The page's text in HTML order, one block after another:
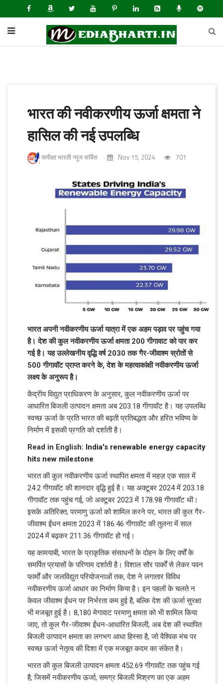
भारत की नवीकरणीय ऊर्जा क्षमता ने
हासिल की नई उपलब्धि
समीक्षा भारती न्यूज सर्विस Nov 15, 2024 701
भारत अपनी नवीकरणीय ऊर्जा यात्रा में एक अहम पड़ाव पर पहुंच गया
है। देश की कुल नवीकरणीय ऊर्जा क्षमता 200 गीगावाट को पार कर
गई है। यह उल्लेखनीय वृद्धि वर्ष 2030 तक गैर-जीवाश्म स्रोतों से
500 गीगावॉट प्राप्त करने के, देश के महत्वाकांक्षी नवीकरणीय ऊर्जा
लक्ष्य के अनुरूप है।
केंद्रीय विद्युत प्राधिकरण के अनुसार, कुल नवीकरणीय ऊर्जा पर
आधारित बिजली उत्पादन क्षमता अब 203.18 गीगावॉट है। यह उपलब्धि
स्वच्छ ऊर्जा के प्रति भारत की बढ़ती प्रतिबद्धता और हरित भविष्य के
निर्माण में इसकी प्रगति को दर्शाती है।
Read in English: India's renewable energy capacity
hits new milestone
भारत की कुल नवीकरणीय ऊर्जा स्थापित क्षमता में महज़ एक साल में
24.2 गीगावॉट की शानदार वृद्धि हुई है। यह अक्टूबर 2024 में 203.18
गीगावॉट तक पहुंच गई, जो अक्टूबर 2023 में 178.98 गीगावॉट थी।
इसके अतिरिक्त, परमाणु ऊर्जा को शामिल करने पर, भारत की कुल गैर-
जीवाश्म ईंधन क्षमता 2023 में 186.46 गीगावॉट की तुलना में साल
2024 में बढ़कर 211.36 गीगावॉट हो गई।
यह कामयाबी, भारत के प्राकृतिक संसाधनों के दोहन के लिए वर्षों के
समर्पित प्रयासों के परिणाम दर्शाती है। विशाल सौर पार्कों से लेकर पवन
फार्मों और जलविद्युत परियोजनाओं तक, देश ने लगातार विविध
नवीकरणीय ऊर्जा आधार का निर्माण किया है। इन पहलों के चलते न
केवल जीवाश्म ईंधन पर निर्भरता कम हुई है, बल्कि देश की ऊर्जा सुरक्षा
भी मजबूत हुई है। 8,180 मेगावाट परमाणु क्षमता को भी शामिल किया
जाए, तो कुल गैर-जीवाश्म ईंधन-आधारित बिजली, अब देश की स्थापित
बिजली उत्पादन क्षमता का लगभग आधा हिस्सा है, जो वैश्विक मंच पर
स्वच्छ ऊर्जा नेतृत्व की दिशा में एक मजबूत कदम का संकेत है।
भारत की कुल बिजली उत्पादन क्षमता 452.69 गीगावॉट तक पहुंच गई
है, जिसमें नवीकरणीय ऊर्जा, समग्र बिजली मिश्रण का एक अहम